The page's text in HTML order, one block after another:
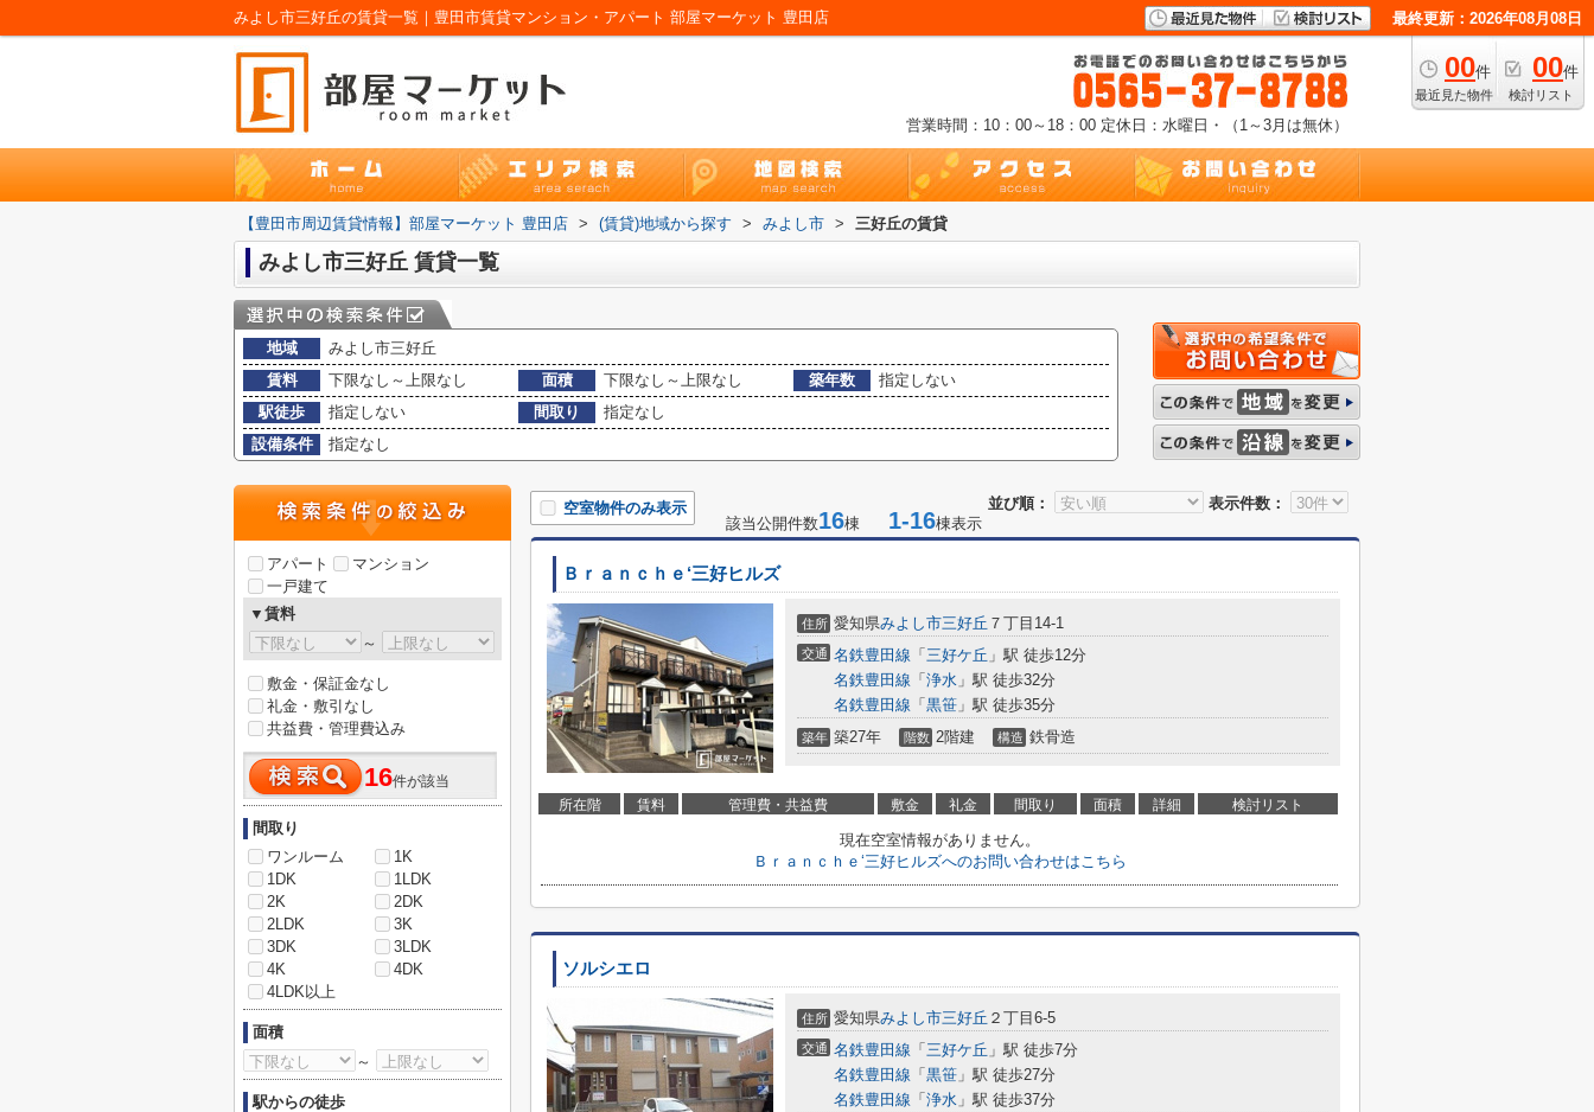
みよし市三好丘の賃貸一覧｜豊田市賃貸マンション・アパート 部屋マーケット 豊田店 最終更新：2026年08月08日
00件
最近見た物件
00件
検討リスト
営業時間：10：00～18：00 定休日：水曜日・（1～3月は無休）
【豊田市周辺賃貸情報】部屋マーケット 豊田店 > (賃貸)地域から探す > みよし市 > 三好丘の賃貸
みよし市三好丘 賃貸一覧
地域
みよし市三好丘
賃料
下限なし～上限なし 面積 下限なし～上限なし 築年数
指定しない
駅徒歩
指定しない 間取り
指定なし
設備条件
指定なし
並び順： 表示件数：
空室物件のみ表示
該当公開件数16棟 1-16棟表示
Ｂｒａｎｃｈｅ‘三好ヒルズ
住所 愛知県みよし市三好丘 ７丁目14-1
交通 名鉄豊田線 「 三好ケ丘 」駅 徒歩12分
名鉄豊田線 「 浄水 」駅 徒歩32分
名鉄豊田線 「 黒笹 」駅 徒歩35分
築年 築27年 階数 2階建 構造 鉄骨造
所在階 賃料 管理費・共益費 敷金 礼金 間取り 面積 詳細 検討リスト
現在空室情報がありません。
Ｂｒａｎｃｈｅ‘三好ヒルズへのお問い合わせはこちら
ソルシエロ
住所 愛知県みよし市三好丘 ２丁目6-5
交通 名鉄豊田線 「 三好ケ丘 」駅 徒歩7分
名鉄豊田線 「 黒笹 」駅 徒歩27分
名鉄豊田線 「 浄水 」駅 徒歩37分
アパート
マンション
一戸建て
▼賃料
～
敷金・保証金なし
礼金・敷引なし
共益費・管理費込み
16件が該当
間取り
ワンルーム
1K
1DK
1LDK
2K
2DK
2LDK
3K
3DK
3LDK
4K
4DK
4LDK以上
面積
～
駅からの徒歩